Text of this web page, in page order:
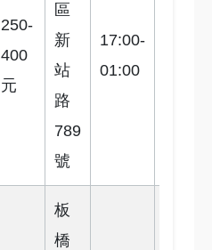
250-
400
元
區
新
站
路
789
號
17:00-
01:00
板
橋